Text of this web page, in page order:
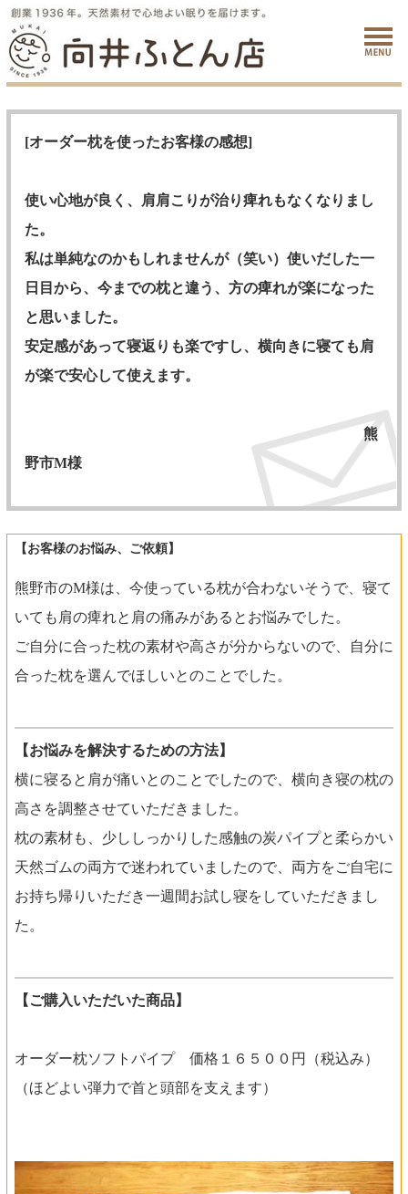
[オーダー枕を使ったお客様の感想]
使い心地が良く、肩肩こりが治り痺れもなくなりまし
た。
私は単純なのかもしれませんが（笑い）使いだした一
日目から、今までの枕と違う、方の痺れが楽になった
と思いました。
安定感があって寝返りも楽ですし、横向きに寝ても肩
が楽で安心して使えます。
熊
野市M様
【お客様のお悩み、ご依頼】
熊野市のM様は、今使っている枕が合わないそうで、寝て
いても肩の痺れと肩の痛みがあるとお悩みでした。
ご自分に合った枕の素材や高さが分からないので、自分に
合った枕を選んでほしいとのことでした。
【お悩みを解決するための方法】
横に寝ると肩が痛いとのことでしたので、横向き寝の枕の
高さを調整させていただきました。
枕の素材も、少ししっかりした感触の炭パイプと柔らかい
天然ゴムの両方で迷われていましたので、両方をご自宅に
お持ち帰りいただき一週間お試し寝をしていただきまし
た。
【ご購入いただいた商品】
オーダー枕ソフトパイプ 価格１６５００円（税込み）
（ほどよい弾力で首と頭部を支えます）